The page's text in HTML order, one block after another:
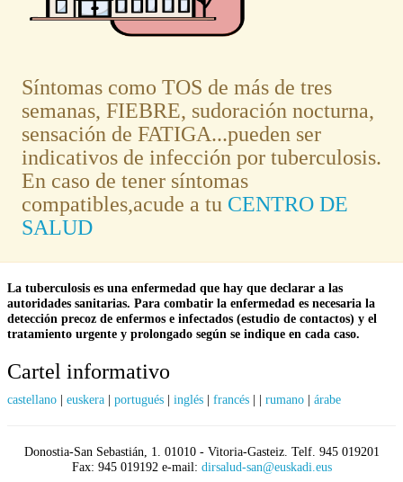
Síntomas como TOS de más de tres
semanas, FIEBRE, sudoración nocturna,
sensación de FATIGA...pueden ser
indicativos de infección por tuberculosis.
En caso de tener síntomas
compatibles,acude a tu CENTRO DE
SALUD
La tuberculosis es una enfermedad que hay que declarar a las
autoridades sanitarias. Para combatir la enfermedad es necesaria la
detección precoz de enfermos e infectados (estudio de contactos) y el
tratamiento urgente y prolongado según se indique en cada caso.
Cartel informativo
castellano | euskera | portugués | inglés | francés | | rumano | árabe
Donostia-San Sebastián, 1. 01010 - Vitoria-Gasteiz. Telf. 945 019201
Fax: 945 019192 e-mail: dirsalud-san@euskadi.eus